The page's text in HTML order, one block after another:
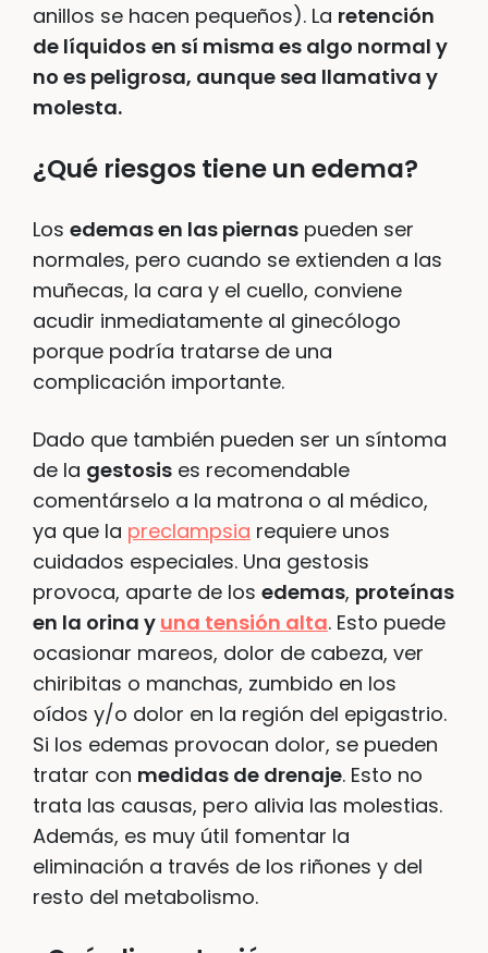
anillos se hacen pequeños). La retención
de líquidos en sí misma es algo normal y
no es peligrosa, aunque sea llamativa y
molesta.
¿Qué riesgos tiene un edema?
Los edemas en las piernas pueden ser
normales, pero cuando se extienden a las
muñecas, la cara y el cuello, conviene
acudir inmediatamente al ginecólogo
porque podría tratarse de una
complicación importante.
Dado que también pueden ser un síntoma
de la gestosis es recomendable
comentárselo a la matrona o al médico,
ya que la preclampsia requiere unos
cuidados especiales. Una gestosis
provoca, aparte de los edemas, proteínas
en la orina y una tensión alta. Esto puede
ocasionar mareos, dolor de cabeza, ver
chiribitas o manchas, zumbido en los
oídos y/o dolor en la región del epigastrio.
Si los edemas provocan dolor, se pueden
tratar con medidas de drenaje. Esto no
trata las causas, pero alivia las molestias.
Además, es muy útil fomentar la
eliminación a través de los riñones y del
resto del metabolismo.